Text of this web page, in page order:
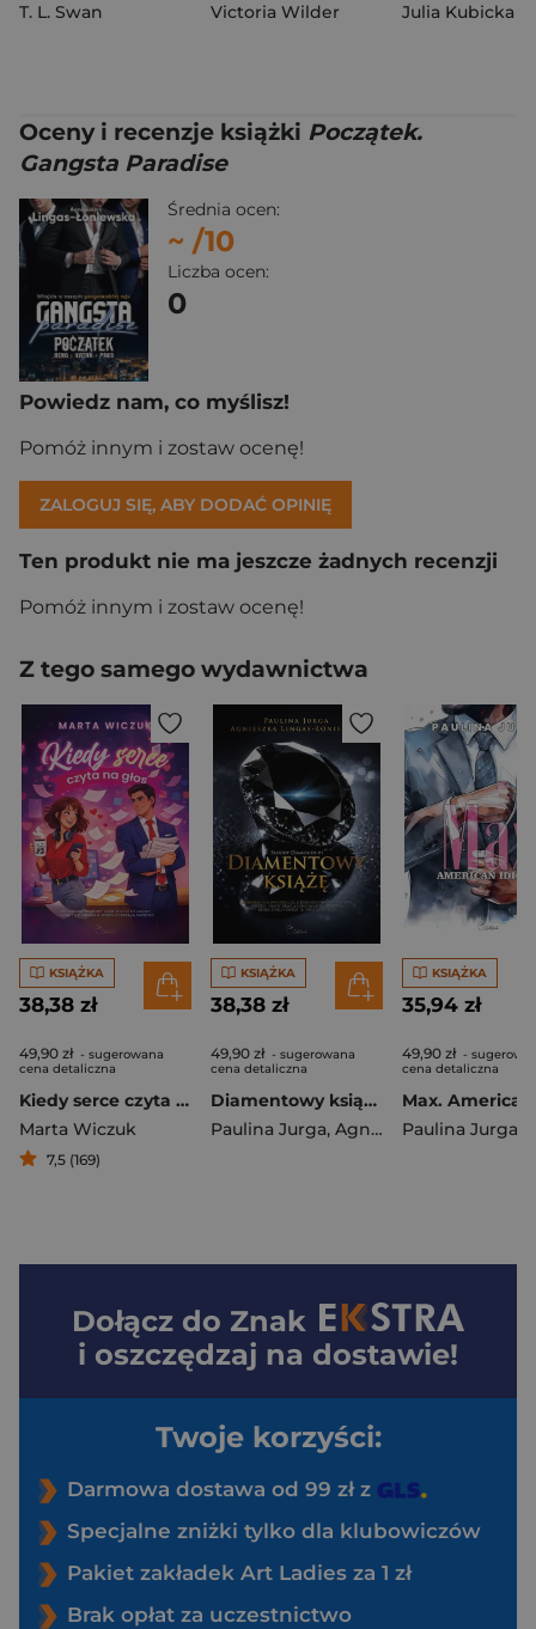
T. L. Swan
Victoria Wilder
Julia Kubicka
Oceny i recenzje książki Początek.
Gangsta Paradise
Średnia ocen:
~ /10
Liczba ocen:
0
Powiedz nam, co myślisz!
Pomóż innym i zostaw ocenę!
ZALOGUJ SIĘ, ABY DODAĆ OPINIĘ
Ten produkt nie ma jeszcze żadnych recenzji
Pomóż innym i zostaw ocenę!
Z tego samego wydawnictwa
KSIĄŻKA
38,38 zł
49,90 zł - sugerowana
cena detaliczna
Kiedy serce czyta na głos
Marta Wiczuk
7,5 (169)
KSIĄŻKA
38,38 zł
49,90 zł - sugerowana
cena detaliczna
Diamentowy książę. Bloody diamonds. Tom 1
Paulina Jurga, Agnieszka Lingas-Łoniewska
KSIĄŻKA
35,94 zł
49,90 zł -
cena detaliczna
Paulina Jurga
Dołącz do Znak
i oszczędzaj na dostawie!
Twoje korzyści:
Darmowa dostawa od 99 zł z
Specjalne zniżki tylko dla klubowiczów
Pakiet zakładek Art Ladies za 1 zł
Brak opłat za uczestnictwo